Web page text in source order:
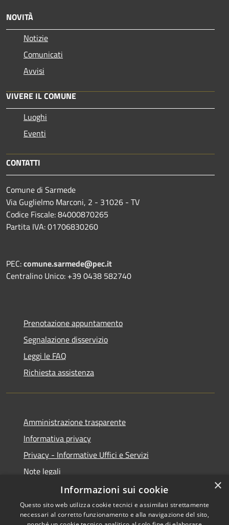
NOVITÀ
Notizie
Comunicati
Avvisi
VIVERE IL COMUNE
Luoghi
Eventi
CONTATTI
Comune di Sarmede
Via Guglielmo Marconi, 2 - 31026 - TV
Codice Fiscale: 84000870265
Partita IVA: 01706830260
PEC:comune.sarmede@pec.it
Centralino Unico: +39 0438 582740
Prenotazione appuntamento
Segnalazione disservizio
Leggi le FAQ
Richiesta assistenza
Amministrazione trasparente
Informativa privacy
Privacy - Informative Uffici e Servizi
Note legali
Dichiarazione di accessibilità
×
Informazioni sui cookie
Questo sito web utilizza cookie tecnici e assimilati strettamente
necessari al corretto funzionamento e alla navigazione del sito,